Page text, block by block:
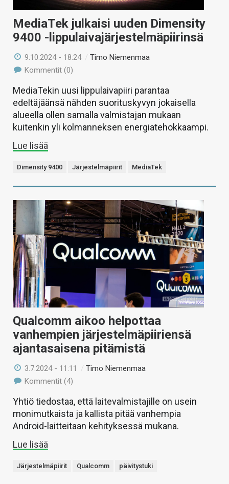
MediaTek julkaisi uuden Dimensity
9400 -lippulaivajärjestelmäpiirinsä
9.10.2024 - 18:24 /Timo Niemenmaa
Kommentit (0)
MediaTekin uusi lippulaivapiiri parantaa
edeltäjäänsä nähden suorituskyvyn jokaisella
alueella ollen samalla valmistajan mukaan
kuitenkin yli kolmanneksen energiatehokkaampi.
Lue lisää
Dimensity 9400 Järjestelmäpiirit MediaTek
Qualcomm aikoo helpottaa
vanhempien järjestelmäpiiriensä
ajantasaisena pitämistä
3.7.2024 - 11:11 /Timo Niemenmaa
Kommentit (4)
Yhtiö tiedostaa, että laitevalmistajille on usein
monimutkaista ja kallista pitää vanhempia
Android-laitteitaan kehityksessä mukana.
Lue lisää
Järjestelmäpiirit Qualcomm päivitystuki